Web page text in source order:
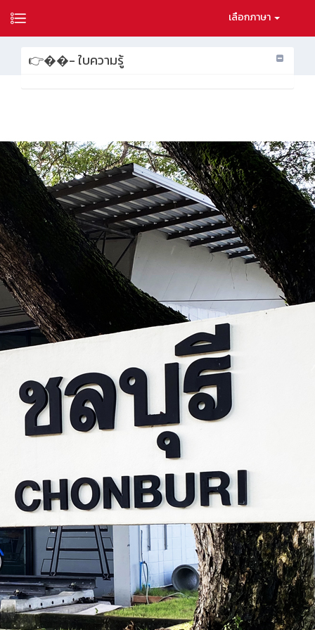
เลือกภาษา
👉��- ใบความรู้